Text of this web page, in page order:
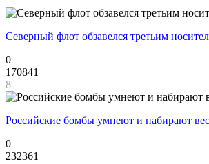
Северный флот обзавелся третьим
0
170841
8
Российские бомбы умнеют и набирают вес
0
232361